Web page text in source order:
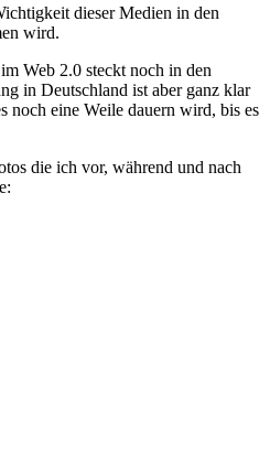
dieser Medien in den
wird.
Web 2.0 steckt noch in den
in Deutschland ist aber ganz klar
noch eine Weile dauern wird, bis es
die ich vor, während und nach